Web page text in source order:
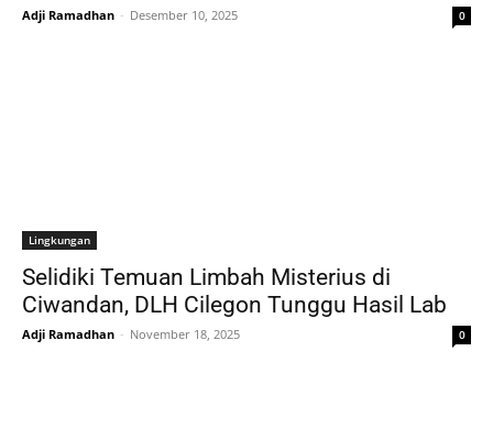
Adji Ramadhan - Desember 10, 2025 0
Lingkungan
Selidiki Temuan Limbah Misterius di
Ciwandan, DLH Cilegon Tunggu Hasil Lab
Adji Ramadhan - November 18, 2025 0